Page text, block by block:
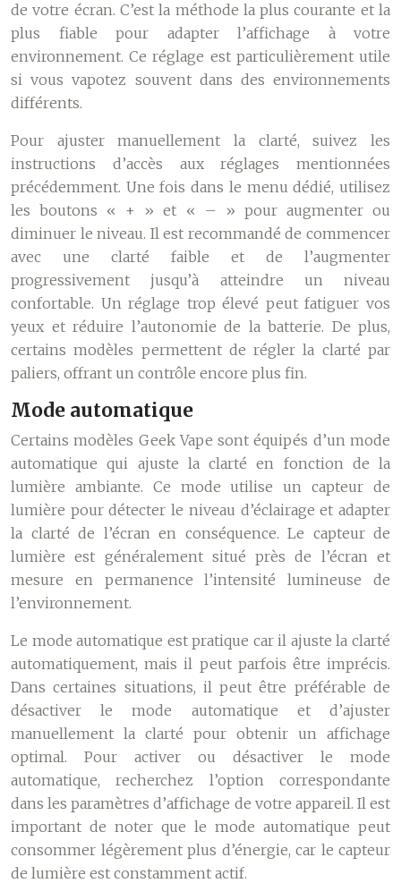
de votre écran. C’est la méthode la plus courante et la
plus fiable pour adapter l’affichage à votre
environnement. Ce réglage est particulièrement utile
si vous vapotez souvent dans des environnements
différents.
Pour ajuster manuellement la clarté, suivez les
instructions d’accès aux réglages mentionnées
précédemment. Une fois dans le menu dédié, utilisez
les boutons « + » et « – » pour augmenter ou
diminuer le niveau. Il est recommandé de commencer
avec une clarté faible et de l’augmenter
progressivement jusqu’à atteindre un niveau
confortable. Un réglage trop élevé peut fatiguer vos
yeux et réduire l’autonomie de la batterie. De plus,
certains modèles permettent de régler la clarté par
paliers, offrant un contrôle encore plus fin.
Mode automatique
Certains modèles Geek Vape sont équipés d’un mode
automatique qui ajuste la clarté en fonction de la
lumière ambiante. Ce mode utilise un capteur de
lumière pour détecter le niveau d’éclairage et adapter
la clarté de l’écran en conséquence. Le capteur de
lumière est généralement situé près de l’écran et
mesure en permanence l’intensité lumineuse de
l’environnement.
Le mode automatique est pratique car il ajuste la clarté
automatiquement, mais il peut parfois être imprécis.
Dans certaines situations, il peut être préférable de
désactiver le mode automatique et d’ajuster
manuellement la clarté pour obtenir un affichage
optimal. Pour activer ou désactiver le mode
automatique, recherchez l’option correspondante
dans les paramètres d’affichage de votre appareil. Il est
important de noter que le mode automatique peut
consommer légèrement plus d’énergie, car le capteur
de lumière est constamment actif.